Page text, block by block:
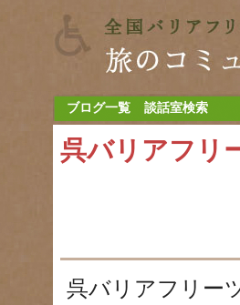
ブログ一覧 談話室検索
呉バリアフリ
呉バリアフリー